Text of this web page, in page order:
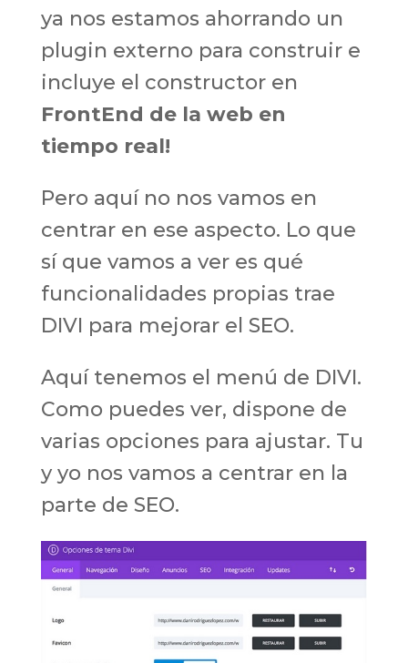
ya nos estamos ahorrando un
plugin externo para construir e
incluye el constructor en
FrontEnd de la web en
tiempo real!
Pero aquí no nos vamos en
centrar en ese aspecto. Lo que
sí que vamos a ver es qué
funcionalidades propias trae
DIVI para mejorar el SEO.
Aquí tenemos el menú de DIVI.
Como puedes ver, dispone de
varias opciones para ajustar. Tu
y yo nos vamos a centrar en la
parte de SEO.